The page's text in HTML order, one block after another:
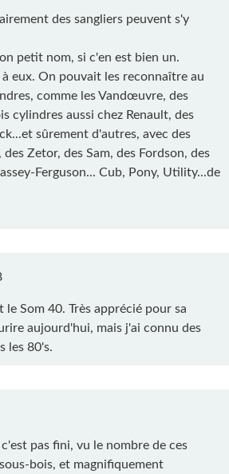
des sangliers peuvent s'y
petit nom, si c'en est bien un.
eux. On pouvait les reconnaître au
comme les Vandœuvre, des
cylindres aussi chez Renault, des
sûrement d'autres, avec des
Zetor, des Sam, des Fordson, des
Ferguson... Cub, Pony, Utility...de
Som 40. Très apprécié pour sa
aujourd'hui, mais j'ai connu des
les 80's.
pas fini, vu le nombre de ces
bois, et magnifiquement